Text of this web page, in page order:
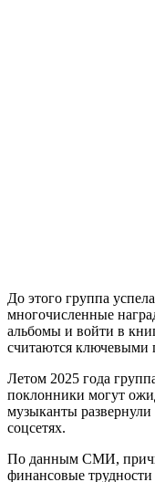
До этого группа
многочисленные
альбомы и войти в
считаются ключевыми
Летом 2025 года
поклонники могут
музыканты
соцсетях.
По данным СМИ,
финансовые